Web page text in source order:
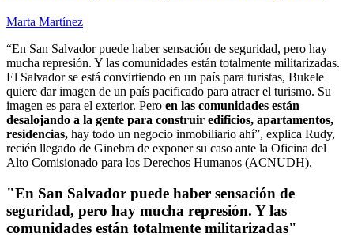
Marta Martínez
“En San Salvador puede haber sensación de seguridad, pero hay
mucha represión. Y las comunidades están totalmente militarizadas.
El Salvador se está convirtiendo en un país para turistas, Bukele
quiere dar imagen de un país pacificado para atraer el turismo. Su
imagen es para el exterior. Pero en las comunidades están
desalojando a la gente para construir edificios, apartamentos,
residencias, hay todo un negocio inmobiliario ahí”, explica Rudy,
recién llegado de Ginebra de exponer su caso ante la Oficina del
Alto Comisionado para los Derechos Humanos (ACNUDH).
"En San Salvador puede haber sensación de
seguridad, pero hay mucha represión. Y las
comunidades están totalmente militarizadas"